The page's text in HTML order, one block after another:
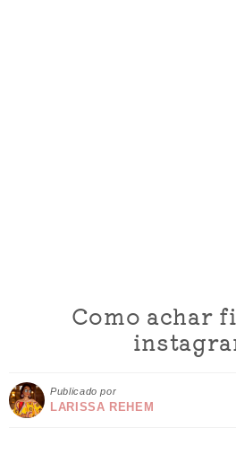
Como achar
Publicado por
LARISSA REHEM